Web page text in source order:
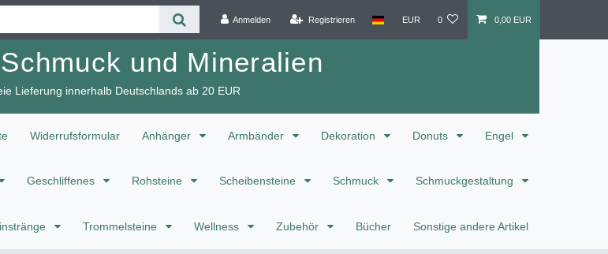
Anmelden Registrieren EUR 0 0,00 EUR
und Mineralien
Lieferung innerhalb Deutschlands ab 20 EUR
Widerrufsformular Anhänger Armbänder Dekoration Donuts Engel
Geschliffenes Rohsteine Scheibensteine Schmuck Schmuckgestaltung
Trommelsteine Wellness Zubehör Bücher Sonstige andere Artikel